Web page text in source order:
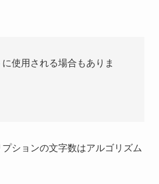
に使用される場合もありま
ションの文字数はアルゴリズム